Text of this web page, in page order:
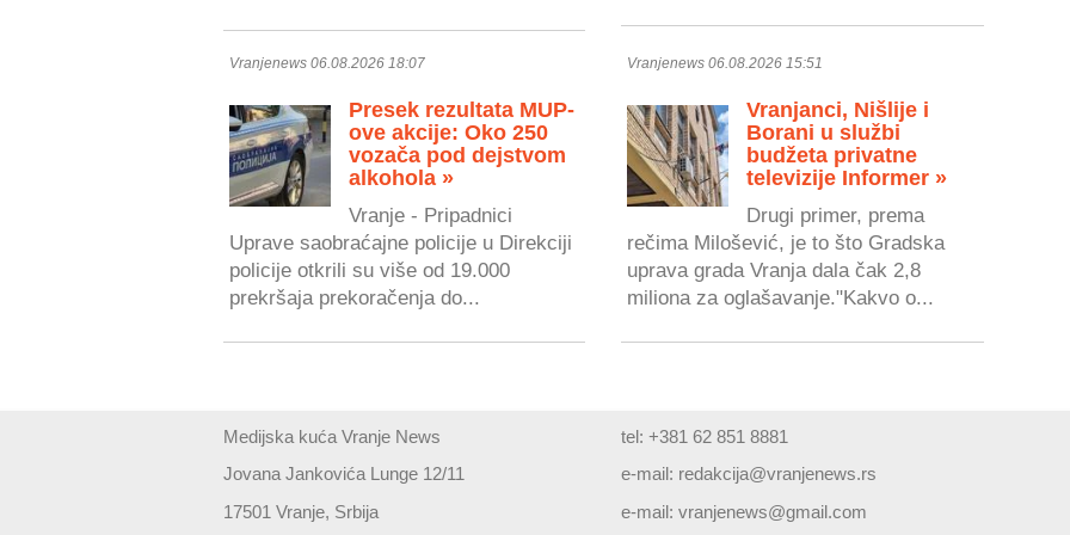
Vranjenews 06.08.2026 18:07
Presek rezultata MUP-
ove akcije: Oko 250
vozača pod dejstvom
alkohola »
Vranje - Pripadnici
Uprave saobraćajne policije u Direkciji
policije otkrili su više od 19.000
prekršaja prekoračenja do...
Vranjenews 06.08.2026 15:51
Vranjanci, Nišlije i
Borani u službi
budžeta privatne
televizije Informer »
Drugi primer, prema
rečima Milošević, je to što Gradska
uprava grada Vranja dala čak 2,8
miliona za oglašavanje."Kakvo o...
Medijska kuća Vranje News
Jovana Jankovića Lunge 12/11
17501 Vranje, Srbija
tel: +381 62 851 8881
e-mail: redakcija@vranjenews.rs
e-mail:vranjenews@gmail.com